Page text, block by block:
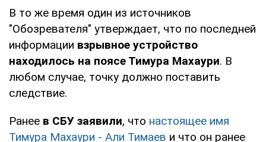
В то же время один из источников
"Обозревателя" утверждает, что по последней
информации взрывное устройство
находилось на поясе Тимура Махаури. В
любом случае, точку должно поставить
следствие.
Ранее в СБУ заявили, что настоящее имя
Тимура Махаури - Али Тимаев и что он ранее